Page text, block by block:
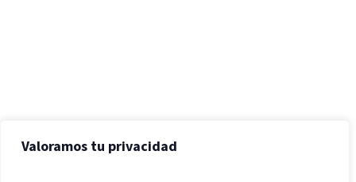
Valoramos tu privacidad